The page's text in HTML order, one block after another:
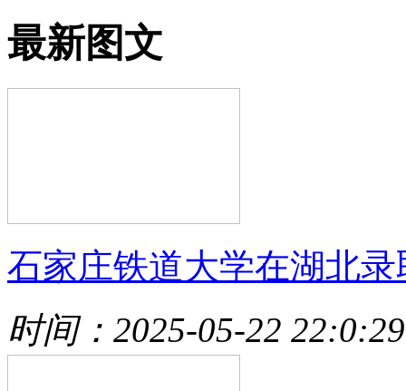
最新图文
石家庄铁道大学在湖北录
时间：2025-05-22 22:0:29